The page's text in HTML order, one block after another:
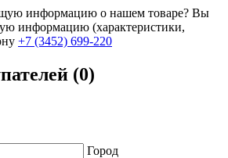
информацию о нашем товаре? Вы
информацию (характеристики,
+7 (3452) 699-220
(0)
Город